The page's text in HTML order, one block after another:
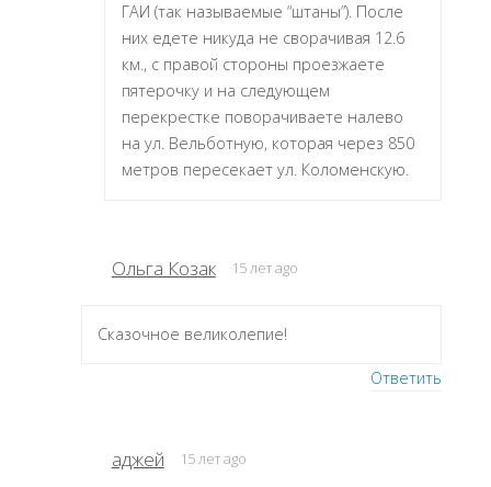
ГАИ (так называемые “штаны”). После
них едете никуда не сворачивая 12.6
км., с правой стороны проезжаете
пятерочку и на следующем
перекрестке поворачиваете налево
на ул. Вельботную, которая через 850
метров пересекает ул. Коломенскую.
Ольга Козак 15 лет ago
Сказочное великолепие!
Ответить
аджей 15 лет ago